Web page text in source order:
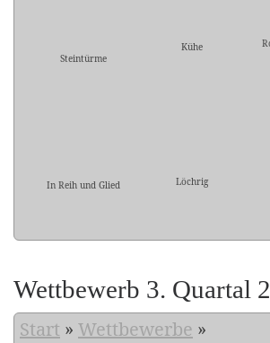
Steintürme
Kühe
In Reih und Glied Löchrig
Wettbewerb 3. Quartal
Start » Wettbewerbe »